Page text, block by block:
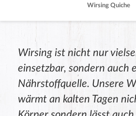
Wirsing Quiche
Wirsing ist nicht nur
einsetzbar, sondern auch
Nährstoffquelle. Unsere
wärmt an kalten Tagen